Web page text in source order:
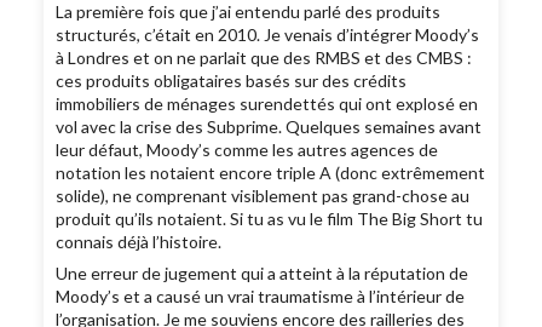
La première fois que j’ai entendu parlé des produits
structurés, c’était en 2010. Je venais d’intégrer Moody’s
à Londres et on ne parlait que des RMBS et des CMBS :
ces produits obligataires basés sur des crédits
immobiliers de ménages surendettés qui ont explosé en
vol avec la crise des Subprime. Quelques semaines avant
leur défaut, Moody’s comme les autres agences de
notation les notaient encore triple A (donc extrêmement
solide), ne comprenant visiblement pas grand-chose au
produit qu’ils notaient. Si tu as vu le film The Big Short tu
connais déjà l’histoire.
Une erreur de jugement qui a atteint à la réputation de
Moody’s et a causé un vrai traumatisme à l’intérieur de
l’organisation. Je me souviens encore des railleries des